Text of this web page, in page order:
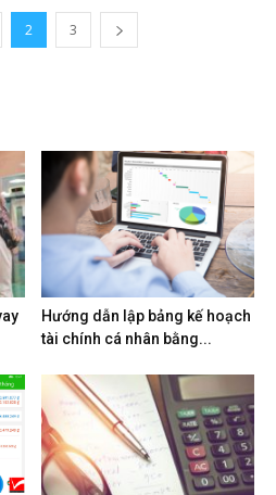
2 3
Hướng dẫn lập bảng kế hoạch
tài chính cá nhân bằng...